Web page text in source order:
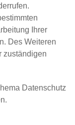
Ihrer
Des Weiteren
zuständigen
Datenschutz